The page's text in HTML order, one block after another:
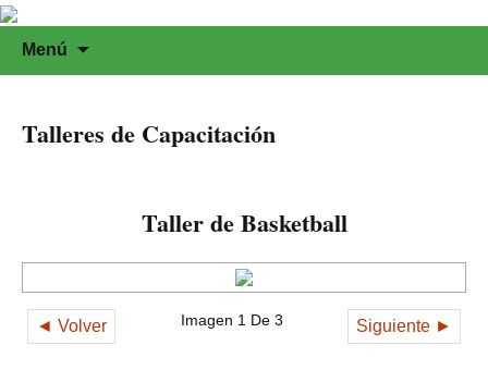
Menú
Talleres de Capacitación
Taller de Basketball
◄ Volver Siguiente ►
Imagen 1 De 3